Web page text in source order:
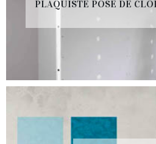
PLAQUISTE POSE DE